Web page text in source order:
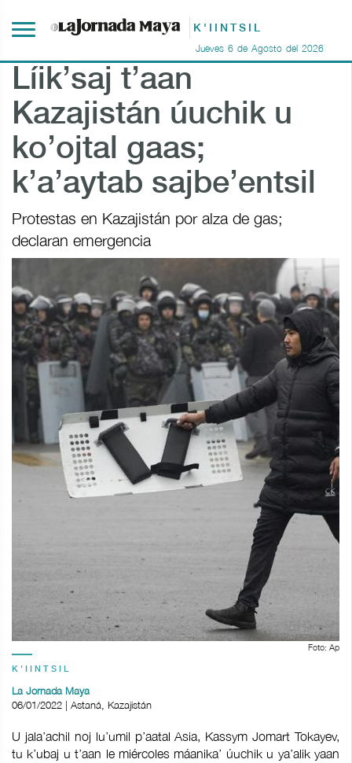
K'IINTSIL
Jueves 6 de Agosto del 2026
Líik’saj t’aan
Kazajistán úuchik u
ko’ojtal gaas;
k’a’aytab sajbe’entsil
Protestas en Kazajistán por alza de gas;
declaran emergencia
Foto: Ap
K'IINTSIL
La Jornada Maya
06/01/2022 | Astaná, Kazajistán
U jala’achil noj lu’umil p’aatal Asia, Kassym Jomart Tokayev,
tu k’ubaj u t’aan le miércoles máanika’ úuchik u ya’alik yaan